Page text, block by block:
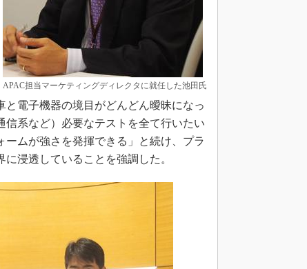
APAC担当マーケティングディレクタに就任した池田氏
電子機器の境目がどんどん曖昧になっ
系など）必要なテストを全て行いたい
ムが強さを発揮できる」と続け、プラ
浸透していることを強調した。